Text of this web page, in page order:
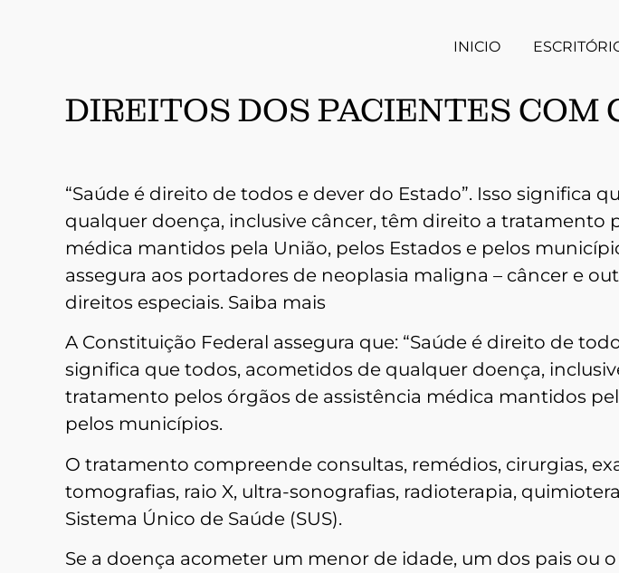
INICIO
DIREITOS DOS PACIENTES COM
“Saúde é direito de todos e dever do Estado”. Isso significa
qualquer doença, inclusive câncer, têm direito a tratamento
médica mantidos pela União, pelos Estados e pelos
assegura aos portadores de neoplasia maligna – câncer e
direitos especiais. Saiba mais
A Constituição Federal assegura que: “Saúde é direito de
significa que todos, acometidos de qualquer doença,
tratamento pelos órgãos de assistência médica mantidos
pelos municípios.
O tratamento compreende consultas, remédios, cirurgias,
tomografias, raio X, ultra-sonografias, radioterapia,
Sistema Único de Saúde (SUS).
Se a doença acometer um menor de idade, um dos pais ou